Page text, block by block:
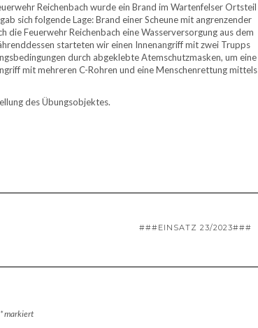
Reichenbach wurde ein Brand im Wartenfelser Ortsteil
sich folgende Lage: Brand einer Scheune mit angrenzender
Feuerwehr Reichenbach eine Wasserversorgung aus dem
starteten wir einen Innenangriff mit zwei Trupps
durch abgeklebte Atemschutzmasken, um eine
mit mehreren C-Rohren und eine Menschenrettung mittels
des Übungsobjektes.
###EINSATZ 23/2023###
*markiert